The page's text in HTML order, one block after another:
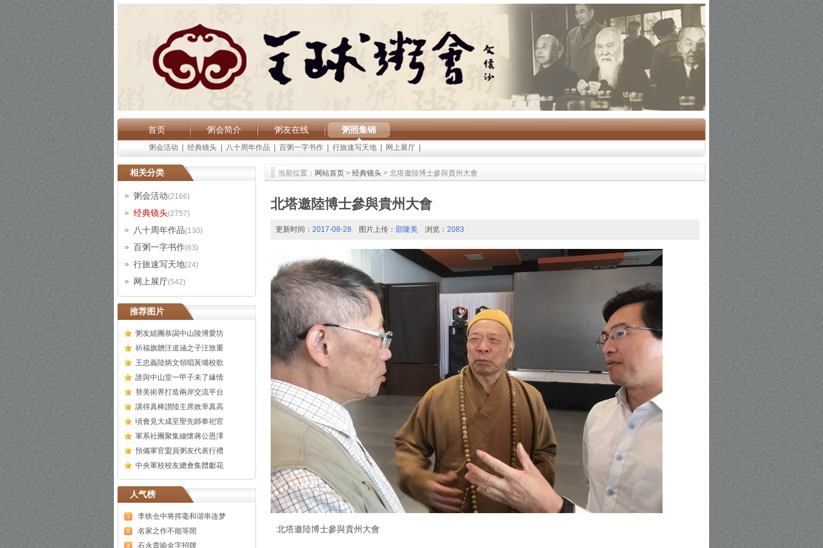
首页 粥会简介 粥友在线 粥照集锦
粥会活动 经典镜头 八十周年作品 百粥一字书作 行旅速写天地 网上展厅
相关分类
粥会活动(2166)
经典镜头(2757)
八十周年作品(130)
百粥一字书作(63)
行旅速写天地(24)
网上展厅(542)
推荐图片
粥友組團恭謁中山陵博愛坊
祈福旗贈汪道涵之子汪致重
王忠義陸炳文領唱黃埔校歌
誰與中山堂一甲子未了緣情
替美術界打造兩岸交流平台
講得真棒讃陸主席效率真高
頃會見大成至聖先師奉祀官
軍系社團聚集緬懷蔣公恩澤
預備軍官盟員粥友代表行禮
中央軍校校友總會集體獻花
人气榜
李铁仓中将挥毫和谐串连梦
名家之作不能等閒
石永貴喻金字招牌
当前位置： 网站首页 > 经典镜头 > 北塔邀陸博士參與貴州大會
北塔邀陸博士參與貴州大會
更新时间： 2017-08-28 图片上传： 邵隆美 浏览： 2083
北塔邀陸博士參與貴州大會